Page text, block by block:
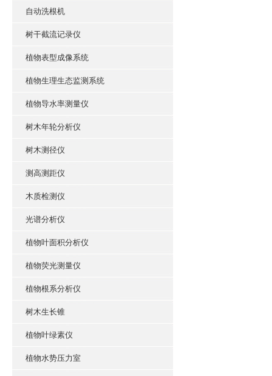
自动洗根机
树干截流记录仪
植物表型成像系统
植物生理生态监测系统
植物导水率测量仪
树木年轮分析仪
树木测径仪
测高测距仪
木质检测仪
光谱分析仪
植物叶面积分析仪
植物荧光测量仪
植物根系分析仪
树木生长锥
植物叶绿素仪
植物水势压力室